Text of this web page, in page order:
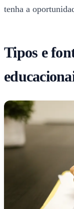
tenha a
Tipos e